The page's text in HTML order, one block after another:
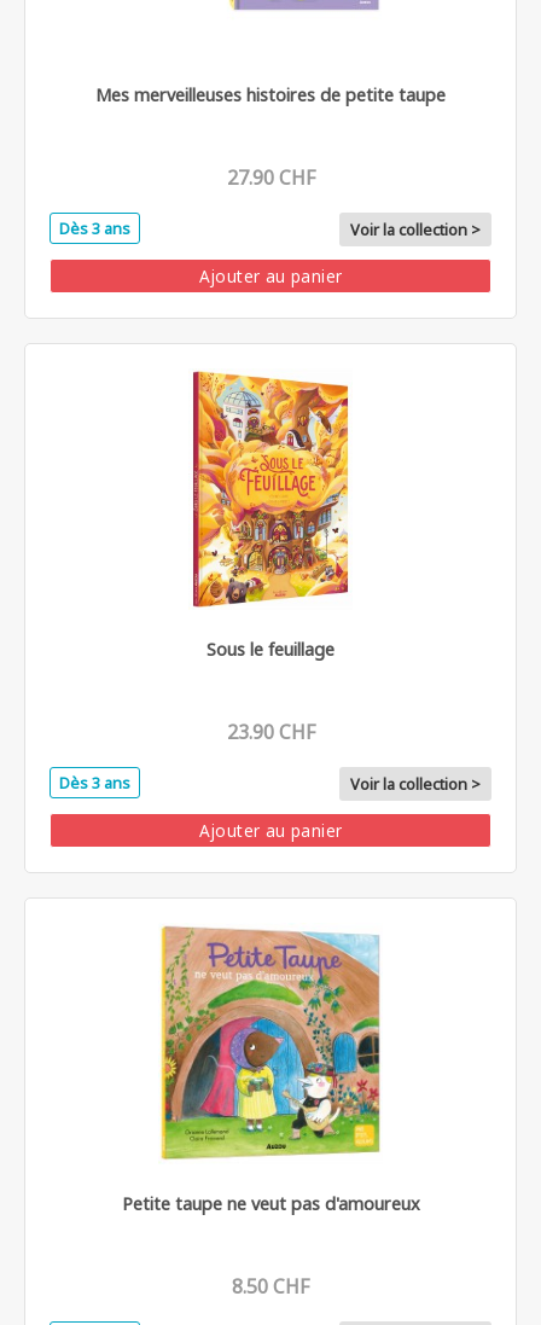
Mes merveilleuses histoires de petite taupe
27.90 CHF
Dès 3 ans Voir la collection >
Ajouter au panier
Sous le feuillage
23.90 CHF
Dès 3 ans Voir la collection >
Ajouter au panier
Petite taupe ne veut pas d'amoureux
8.50 CHF